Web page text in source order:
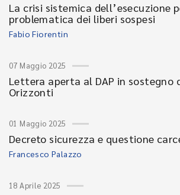
La crisi sistemica dell’esecuzione
problematica dei liberi sospesi
Fabio Fiorentin
07 Maggio 2025
Lettera aperta al DAP in sostegno
Orizzonti
01 Maggio 2025
Decreto sicurezza e questione
Francesco Palazzo
18 Aprile 2025